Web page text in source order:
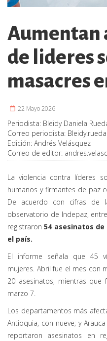
Aumentan
de lideres
masacres
22 Mayo 2026
Periodista: Bleidy Daniela
Correo periodista:
Edición: Andrés Velásquez
Correo de editor:
La violencia contra líderes
humanos y firmantes de paz
De acuerdo con cifras de
observatorio de Indepaz,
registraron 54 asesinatos
el país.
El informe señala que 45
mujeres. Abril fue el mes con
20 asesinatos, mientras
marzo 7.
Los departamentos más
Antioquia, con nueve; y
reportaron asesinatos en